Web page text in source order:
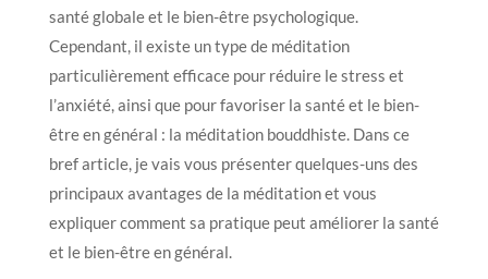
santé globale et le bien-être psychologique.
Cependant, il existe un type de méditation
particulièrement efficace pour réduire le stress et
l’anxiété, ainsi que pour favoriser la santé et le bien-
être en général : la méditation bouddhiste. Dans ce
bref article, je vais vous présenter quelques-uns des
principaux avantages de la méditation et vous
expliquer comment sa pratique peut améliorer la santé
et le bien-être en général.